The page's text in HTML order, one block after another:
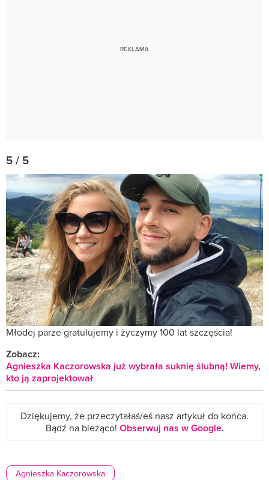
5 / 5
Młodej parze gratulujemy i życzymy 100 lat szczęścia!
Zobacz:
Agnieszka Kaczorowska już wybrała suknię ślubną! Wiemy,
kto ją zaprojektował
Dziękujemy, że przeczytałaś/eś nasz artykuł do końca.
Bądź na bieżąco! Obserwuj nas w Google.
Agnieszka Kaczorowska